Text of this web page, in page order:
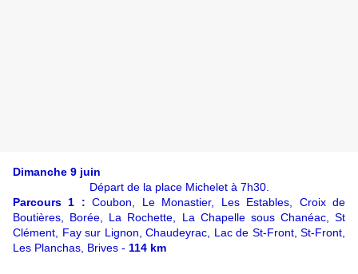
Dimanche 9 juin
Départ de la place Michelet à 7h30.
Parcours 1 :Coubon, Le Monastier, Les Estables, Croix de
Boutières, Borée, La Rochette, La Chapelle sous Chanéac, St
Clément, Fay sur Lignon, Chaudeyrac, Lac de St-Front, St-Front,
Les Planchas, Brives - 114 km